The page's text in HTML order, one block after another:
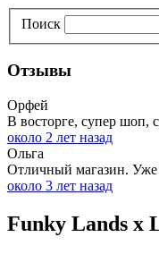
Поиск
Отзывы
Орфей
В восторге, супер шоп,
около 2 лет назад
Ольга
Отличный магазин. Уже
около 3 лет назад
Funky Lands x